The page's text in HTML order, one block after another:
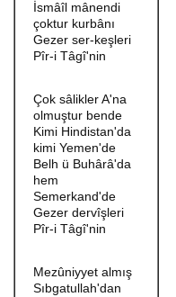
İsmâîl mânendi
çoktur kurbânı
Gezer ser-keşleri
Pîr-i Tâgî'nin
Çok sâlikler A'na
olmuştur bende
Kimi Hindistan'da
kimi Yemen'de
Belh ü Buhârâ'da
hem
Semerkand'de
Gezer dervîşleri
Pîr-i Tâgî'nin
Mezûniyyet almış
Sıbgatullah'dan